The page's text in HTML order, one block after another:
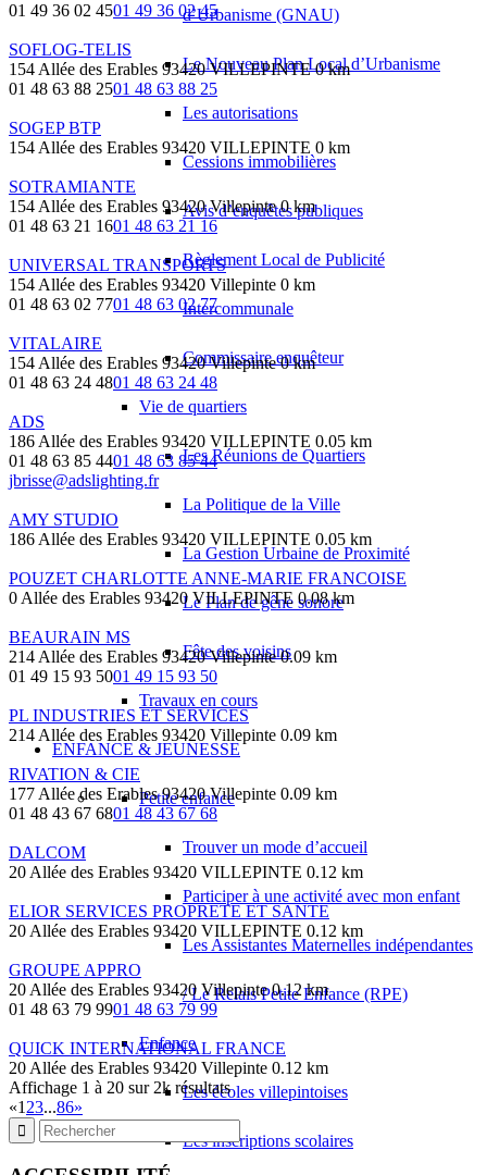
d’Urbanisme (GNAU)
Le Nouveau Plan Local d’Urbanisme
Les autorisations
Cessions immobilières
Avis d’enquêtes publiques
Règlement Local de Publicité
Intercommunale
Commissaire enquêteur
Vie de quartiers
Les Réunions de Quartiers
La Politique de la Ville
La Gestion Urbaine de Proximité
Le Plan de gêne sonore
Fête des voisins
Travaux en cours
ENFANCE & JEUNESSE
Petite enfance
Trouver un mode d’accueil
Participer à une activité avec mon enfant
Les Assistantes Maternelles indépendantes
/ Le Relais Petite Enfance (RPE)
Enfance
Les écoles villepintoises
Les inscriptions scolaires
01 49 36 02 4501 49 36 02 45
SOFLOG-TELIS
154 Allée des Erables 93420 VILLEPINTE 0 km
01 48 63 88 2501 48 63 88 25
SOGEP BTP
154 Allée des Erables 93420 VILLEPINTE 0 km
SOTRAMIANTE
154 Allée des Erables 93420 Villepinte 0 km
01 48 63 21 1601 48 63 21 16
UNIVERSAL TRANSPORTS
154 Allée des Erables 93420 Villepinte 0 km
01 48 63 02 7701 48 63 02 77
VITALAIRE
154 Allée des Erables 93420 Villepinte 0 km
01 48 63 24 4801 48 63 24 48
ADS
186 Allée des Erables 93420 VILLEPINTE 0.05 km
01 48 63 85 4401 48 63 85 44
jbrisse@adslighting.fr
AMY STUDIO
186 Allée des Erables 93420 VILLEPINTE 0.05 km
POUZET CHARLOTTE ANNE-MARIE FRANCOISE
0 Allée des Erables 93420 VILLEPINTE 0.08 km
BEAURAIN MS
214 Allée des Erables 93420 Villepinte 0.09 km
01 49 15 93 5001 49 15 93 50
PL INDUSTRIES ET SERVICES
214 Allée des Erables 93420 Villepinte 0.09 km
RIVATION & CIE
177 Allée des Erables 93420 Villepinte 0.09 km
01 48 43 67 6801 48 43 67 68
DALCOM
20 Allée des Erables 93420 VILLEPINTE 0.12 km
ELIOR SERVICES PROPRETE ET SANTE
20 Allée des Erables 93420 VILLEPINTE 0.12 km
GROUPE APPRO
20 Allée des Erables 93420 Villepinte 0.12 km
01 48 63 79 9901 48 63 79 99
QUICK INTERNATIONAL FRANCE
20 Allée des Erables 93420 Villepinte 0.12 km
Affichage 1 à 20 sur 2k résultats
«1 23...86»